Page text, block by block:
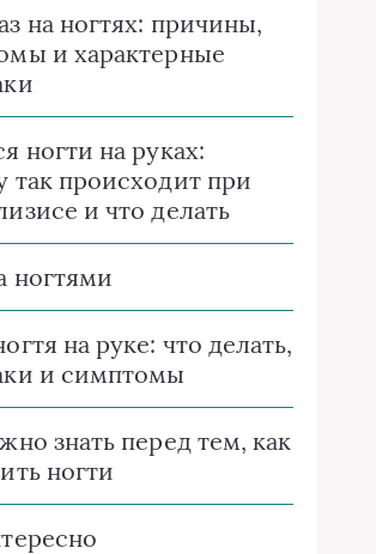
на ногтях: причины,
и характерные
ногти на руках:
так происходит при
и что делать
ногтями
на руке: что делать,
и симптомы
знать перед тем, как
ногти